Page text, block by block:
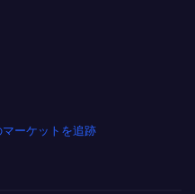
ーケットを追跡